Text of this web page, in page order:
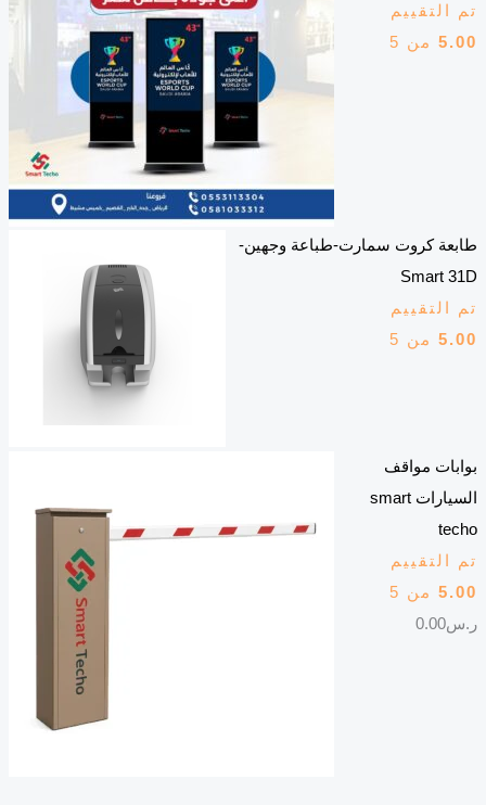
تم التقييم
5.00من 5
طابعة كروت سمارت-طباعة وجهين-
Smart 31D
تم التقييم
5.00من 5
بوابات مواقف
السيارات smart
techo
تم التقييم
5.00من 5
ر.س0.00